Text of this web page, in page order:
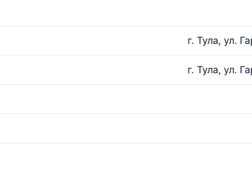
г. Тула, ул.
г. Тула, ул.